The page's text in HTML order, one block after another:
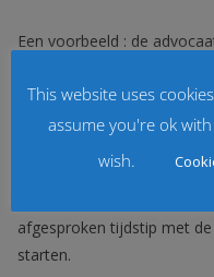
Een voorbeeld : de
Er wordt hier het uurtarief
tot de advocaat aan de
afgesproken tijdstip met
starten.
This website uses
assume you're ok
wish.